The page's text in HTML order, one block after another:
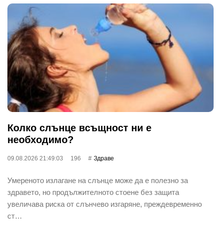
Колко слънце всъщност ни е
необходимо?
09.08.2026 21:49:03 196 Здраве
Умереното излагане на слънце може да е полезно за
здравето, но продължителното стоене без защита
увеличава риска от слънчево изгаряне, преждевременно
ст…